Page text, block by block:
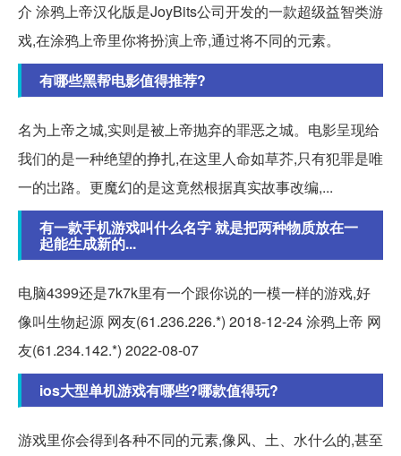
介 涂鸦上帝汉化版是JoyBits公司开发的一款超级益智类游
戏,在涂鸦上帝里你将扮演上帝,通过将不同的元素。
有哪些黑帮电影值得推荐?
名为上帝之城,实则是被上帝抛弃的罪恶之城。电影呈现给
我们的是一种绝望的挣扎,在这里人命如草芥,只有犯罪是唯
一的岀路。更魔幻的是这竟然根据真实故事改编,...
有一款手机游戏叫什么名字 就是把两种物质放在一
起能生成新的...
电脑4399还是7k7k里有一个跟你说的一模一样的游戏,好
像叫生物起源 网友(61.236.226.*) 2018-12-24 涂鸦上帝 网
友(61.234.142.*) 2022-08-07
ios大型单机游戏有哪些?哪款值得玩?
游戏里你会得到各种不同的元素,像风、土、水什么的,甚至